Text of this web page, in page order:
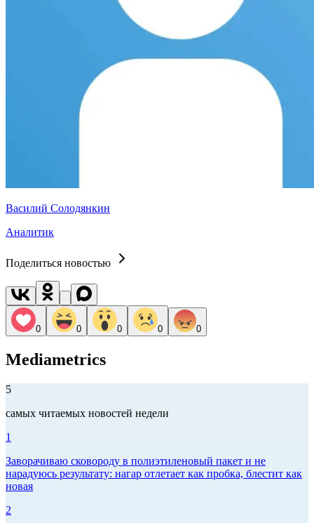
Василий Солодянкин
Аналитик
Поделиться новостью
0 0 0 0 0
Mediametrics
5
самых читаемых новостей недели
1
Заворачиваю сковороду в полиэтиленовый пакет и не
нарадуюсь результату: нагар отлетает как пробка, блестит как
новая
2